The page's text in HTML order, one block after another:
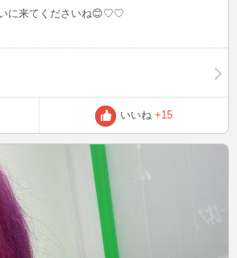
に来てくださいね😊♡♡
いいね +15